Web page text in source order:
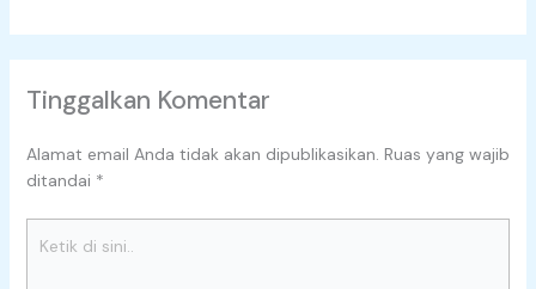
Tinggalkan Komentar
Alamat email Anda tidak akan dipublikasikan. Ruas yang wajib
ditandai *